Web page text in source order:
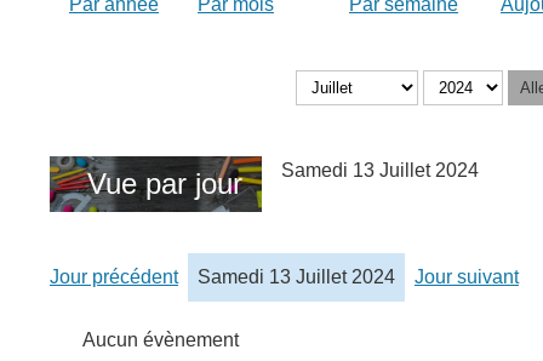
Vue par jour Samedi 13 Juillet 2024
Jour précédent Samedi 13 Juillet 2024 Jour suivant
Aucun évènement